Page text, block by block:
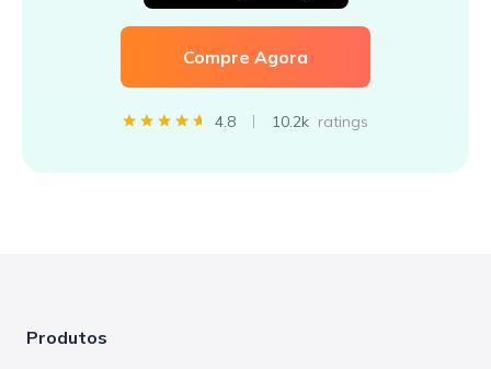
Compre Agora
4.8 10.2k ratings
Produtos